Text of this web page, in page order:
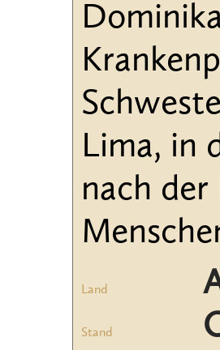
Lima, in
nach der
Land
Stand